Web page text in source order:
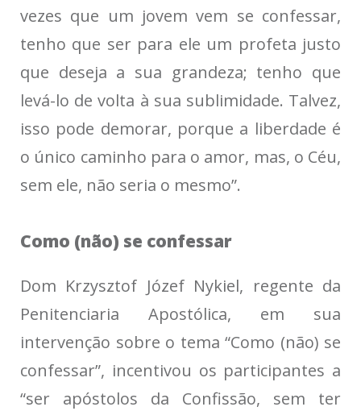
vezes que um jovem vem se confessar,
tenho que ser para ele um profeta justo
que deseja a sua grandeza; tenho que
levá-lo de volta à sua sublimidade. Talvez,
isso pode demorar, porque a liberdade é
o único caminho para o amor, mas, o Céu,
sem ele, não seria o mesmo”.
Como (não) se confessar
Dom Krzysztof Józef Nykiel, regente da
Penitenciaria Apostólica, em sua
intervenção sobre o tema “Como (não) se
confessar”, incentivou os participantes a
“ser apóstolos da Confissão, sem ter